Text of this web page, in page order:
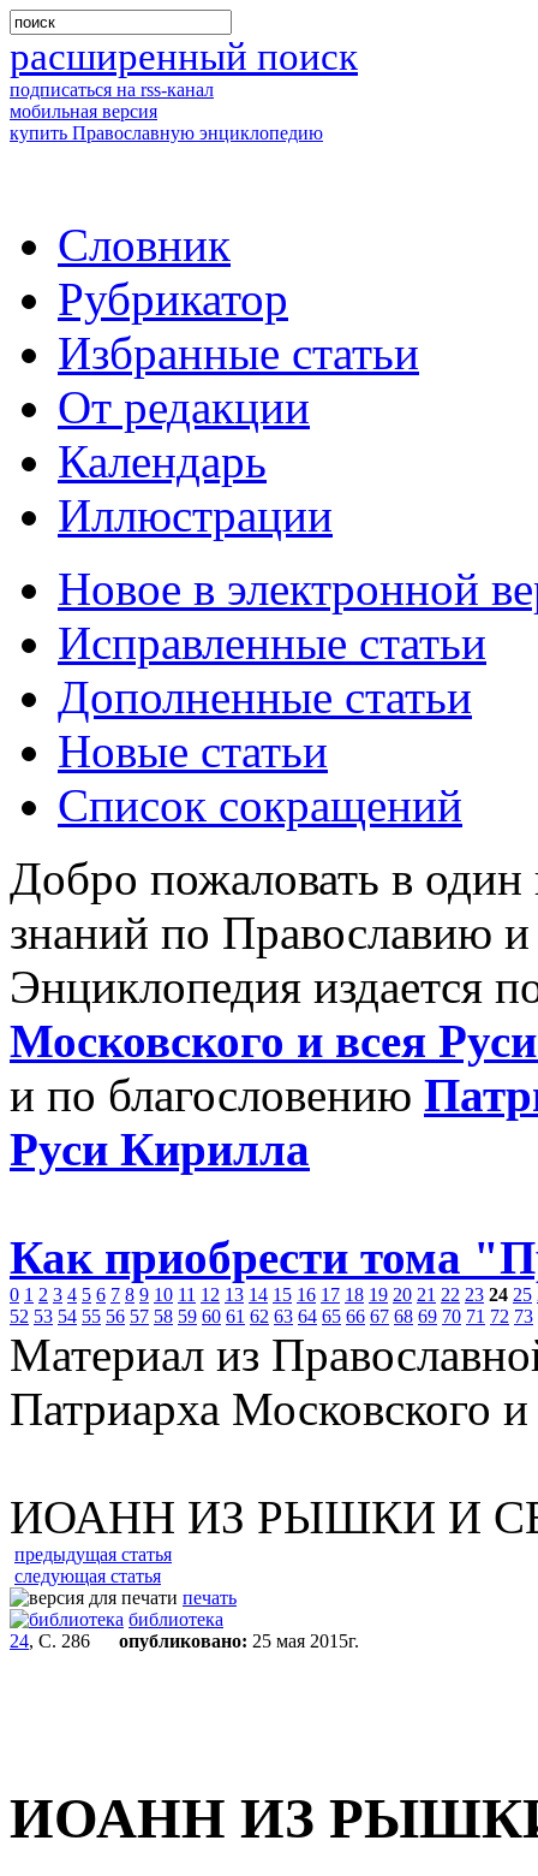
расширенный поиск
подписаться на rss-канал
мобильная версия
купить Православную энциклопедию
Словник
Рубрикатор
Избранные статьи
От редакции
Календарь
Иллюстрации
Новое в электронной
Исправленные статьи
Дополненные статьи
Новые статьи
Список сокращений
Добро пожаловать в
знаний по Православию
Энциклопедия издается
Московского и всея
и по благословению
Руси Кирилла
Как приобрести тома
0 1 2 3 4 5 6 7 8 9 10 11 12 13 14 15 16 17 18 19 20 21 22 23 24 25
52 53 54 55 56 57 58 59 60 61 62 63 64 65 66 67 68 69 70 71 72 73
Материал из
Патриарха Московского
ИОАНН ИЗ РЫШКИ И
предыдущая статья
следующая статья
печать
библиотека
24, С. 286 опубликовано: 25 мая 2015г.
ИОАНН ИЗ